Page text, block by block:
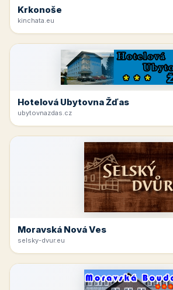
Krkonoše
kinchata.eu
Hotelová Ubytovna Žďas
ubytovnazdas.cz
Moravská Nová Ves
selsky-dvur.eu